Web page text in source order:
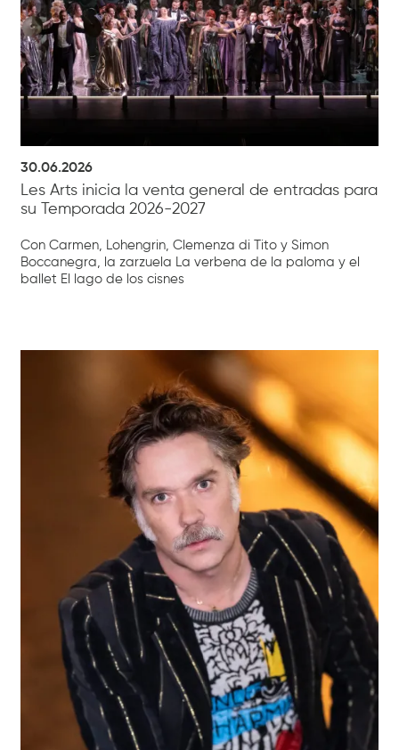
30.06.2026
Les Arts inicia la venta general de entradas para
su Temporada 2026-2027
Con Carmen, Lohengrin, Clemenza di Tito y Simon
Boccanegra, la zarzuela La verbena de la paloma y el
ballet El lago de los cisnes